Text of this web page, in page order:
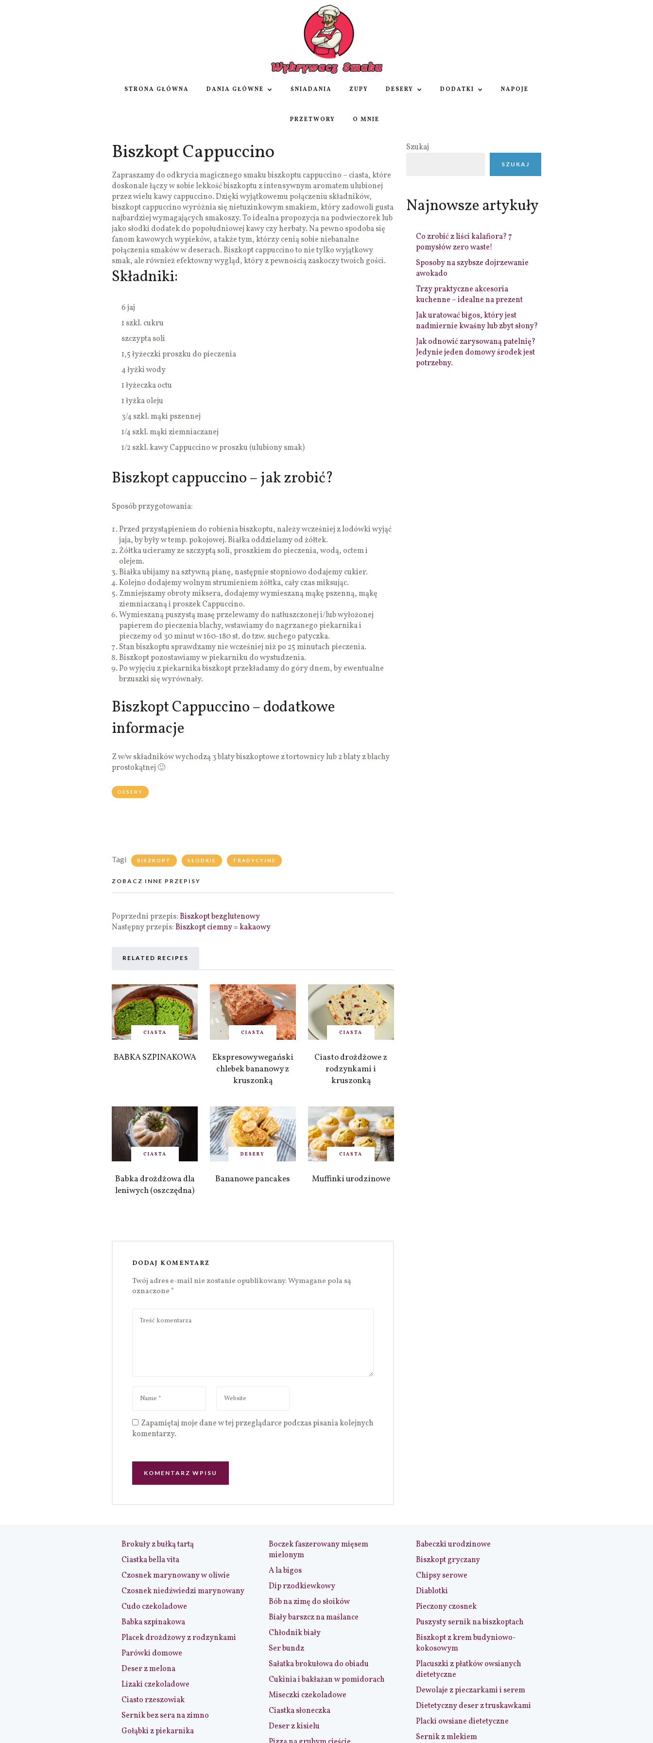
STRONA GŁÓWNA DANIA GŁÓWNE ŚNIADANIA ZUPY DESERY DODATKI NAPOJE
PRZETWORY O MNIE
Biszkopt Cappuccino
Zapraszamy do odkrycia magicznego smaku biszkoptu cappuccino – ciasta, które
doskonale łączy w sobie lekkość biszkoptu z intensywnym aromatem ulubionej
przez wielu kawy cappuccino. Dzięki wyjątkowemu połączeniu składników,
biszkopt cappuccino wyróżnia się nietuzinkowym smakiem, który zadowoli gusta
najbardziej wymagających smakoszy. To idealna propozycja na podwieczorek lub
jako słodki dodatek do popołudniowej kawy czy herbaty. Na pewno spodoba się
fanom kawowych wypieków, a także tym, którzy cenią sobie niebanalne
połączenia smaków w deserach. Biszkopt cappuccino to nie tylko wyjątkowy
smak, ale również efektowny wygląd, który z pewnością zaskoczy twoich gości.
Składniki:
6 jaj
1 szkl. cukru
szczypta soli
1,5 łyżeczki proszku do pieczenia
4 łyżki wody
1 łyżeczka octu
1 łyżka oleju
3/4 szkl. mąki pszennej
1/4 szkl. mąki ziemniaczanej
1/2 szkl. kawy Cappuccino w proszku (ulubiony smak)
Biszkopt cappuccino – jak zrobić?
Sposób przygotowania:
Przed przystąpieniem do robienia biszkoptu, należy wcześniej z lodówki wyjąć
jaja, by były w temp. pokojowej. Białka oddzielamy od żółtek.
Żółtka ucieramy ze szczyptą soli, proszkiem do pieczenia, wodą, octem i
olejem.
Białka ubijamy na sztywną pianę, następnie stopniowo dodajemy cukier.
Kolejno dodajemy wolnym strumieniem żółtka, cały czas miksując.
Zmniejszamy obroty miksera, dodajemy wymieszaną mąkę pszenną, mąkę
ziemniaczaną i proszek Cappuccino.
Wymieszaną puszystą masę przelewamy do natłuszczonej i/lub wyłożonej
papierem do pieczenia blachy, wstawiamy do nagrzanego piekarnika i
pieczemy od 30 minut w 160-180 st. do tzw. suchego patyczka.
Stan biszkoptu sprawdzamy nie wcześniej niż po 25 minutach pieczenia.
Biszkopt pozostawiamy w piekarniku do wystudzenia.
Po wyjęciu z piekarnika biszkopt przekładamy do góry dnem, by ewentualne
brzuszki się wyrównały.
Biszkopt Cappuccino – dodatkowe
informacje
Z w/w składników wychodzą 3 blaty biszkoptowe z tortownicy lub 2 blaty z blachy
prostokątnej 🙂
DESERY
Tagi BISZKOPT SŁODKIE TRADYCYJNE
ZOBACZ INNE PRZEPISY
Poprzedni przepis:Biszkopt bezglutenowy
Następny przepis:Biszkopt ciemny = kakaowy
RELATED RECIPES
CIASTA
BABKA SZPINAKOWA
CIASTA
Ekspresowy wegański
chlebek bananowy z
kruszonką
CIASTA
Ciasto drożdżowe z
rodzynkami i
kruszonką
CIASTA
Babka drożdżowa dla
leniwych (oszczędna)
DESERY
Bananowe pancakes
CIASTA
Muffinki urodzinowe
DODAJ KOMENTARZ
Twój adres e-mail nie zostanie opublikowany.Wymagane pola są
oznaczone *
Zapamiętaj moje dane w tej przeglądarce podczas pisania kolejnych
komentarzy.
Szukaj
SZUKAJ
Najnowsze artykuły
Co zrobić z liści kalafiora? 7
pomysłów zero waste!
Sposoby na szybsze dojrzewanie
awokado
Trzy praktyczne akcesoria
kuchenne – idealne na prezent
Jak uratować bigos, który jest
nadmiernie kwaśny lub zbyt słony?
Jak odnowić zarysowaną patelnię?
Jedynie jeden domowy środek jest
potrzebny.
Brokuły z bułką tartą
Ciastka bella vita
Czosnek marynowany w oliwie
Czosnek niedźwiedzi marynowany
Cudo czekoladowe
Babka szpinakowa
Placek drożdżowy z rodzynkami
Parówki domowe
Deser z melona
Lizaki czekoladowe
Ciasto rzeszowiak
Sernik bez sera na zimno
Gołąbki z piekarnika
Boczek faszerowany mięsem
mielonym
A la bigos
Dip rzodkiewkowy
Bób na zimę do słoików
Biały barszcz na maślance
Chłodnik biały
Ser bundz
Sałatka brokułowa do obiadu
Cukinia i bakłażan w pomidorach
Miseczki czekoladowe
Ciastka słoneczka
Deser z kisielu
Babeczki urodzinowe
Biszkopt gryczany
Chipsy serowe
Diablotki
Pieczony czosnek
Puszysty sernik na biszkoptach
Biszkopt z krem budyniowo-
kokosowym
Placuszki z płatków owsianych
dietetyczne
Dewolaje z pieczarkami i serem
Dietetyczny deser z truskawkami
Placki owsiane dietetyczne
Sernik z mlekiem